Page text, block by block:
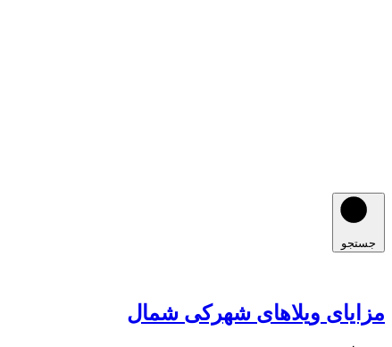
جستجو
مزایای ویلاهای شهرکی شمال